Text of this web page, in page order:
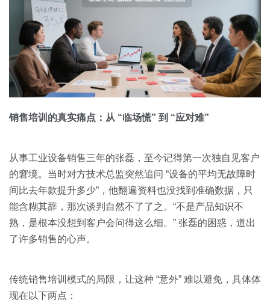
销售培训的真实痛点：从 “临场慌” 到 “应对难”
从事工业设备销售三年的张磊，至今记得第一次独自见客户
的窘境。当时对方技术总监突然追问 “设备的平均无故障时
间比去年款提升多少”，他翻遍资料也没找到准确数据，只
能含糊其辞，那次谈判自然不了了之。“不是产品知识不
熟，是根本没想到客户会问得这么细。” 张磊的困惑，道出
了许多销售的心声。
传统销售培训模式的局限，让这种 “意外” 难以避免，具体体
现在以下两点：